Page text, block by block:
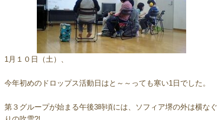
1月１０日（土）、
今年初めのドロップス活動日はと～～っても寒い1日でした。
第３グループが始まる午後3時頃には、ソフィア堺の外は横なぐ